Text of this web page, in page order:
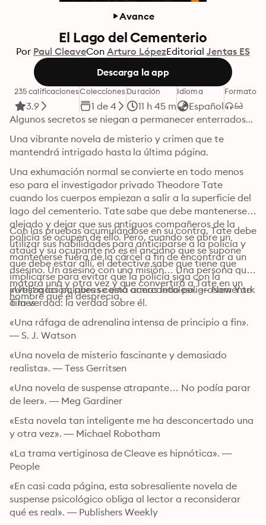
Avance
El Lago del Cementerio
Por Paul CleaveCon Arturo LópezEditorial Jentas ES
Descarga la app
235 calificaciones
3.9
Colecciones
1 de 4
Duración
11 h 45 m
Idioma
Español
Formato
Algunos secretos se niegan a permanecer enterrados...
Una vibrante novela de misterio y crimen que te
mantendrá intrigado hasta la última página.
Una exhumación normal se convierte en todo menos
eso para el investigador privado Theodore Tate
cuando los cuerpos empiezan a salir a la superficie del
lago del cementerio. Tate sabe que debe mantenerse
alejado y dejar que sus antiguos compañeros de la
policía se ocupen de ello. Pero, cuando se abre un
ataúd y su ocupante no es el anciano que se supone
que debe estar allí, el detective sabe que tiene que
implicarse para evitar que la policía siga con la
investigación, pues se está acercando peligrosamente
a la verdad: la verdad sobre él.
Con las pruebas acumulándose en su contra, Tate debe
utilizar sus habilidades para anticiparse a la policía y
mantenerse fuera de la cárcel a fin de encontrar a un
asesino. Un asesino con una misión… Una persona que
matará una y otra vez y que convertirá a Tate en un
hombre que él desprecia.
«Utiliza las palabras como armas letales». — New York
Times
«Una ráfaga de adrenalina intensa de principio a fin».
— S. J. Watson
«Una novela de misterio fascinante y demasiado
realista». — Tess Gerritsen
«Una novela de suspense atrapante… No podía parar
de leer». — Meg Gardiner
«Esta novela tan inteligente me ha desconcertado una
y otra vez». — Michael Robotham
«La trama vertiginosa de Cleave es hipnótica». —
People
«En casi cada página, esta sobresaliente novela de
suspense psicológico obliga al lector a reconsiderar
qué es real». — Publishers Weekly